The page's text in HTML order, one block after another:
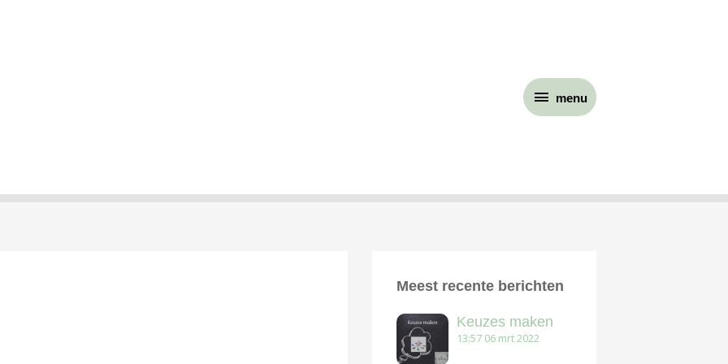
menu
Meest recente berichten
Keuzes maken
13:57 06 mrt 2022